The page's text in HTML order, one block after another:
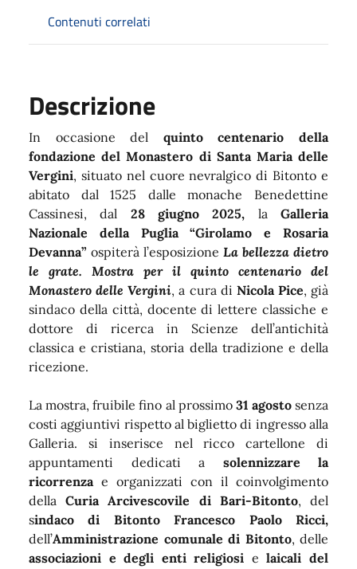
Contenuti correlati
Descrizione
In occasione del quinto centenario della
fondazione del Monastero di Santa Maria delle
Vergini, situato nel cuore nevralgico di Bitonto e
abitato dal 1525 dalle monache Benedettine
Cassinesi, dal 28 giugno 2025, laGalleria
Nazionale della Puglia “Girolamo e Rosaria
Devanna” ospiterà l’esposizione La bellezza dietro
le grate. Mostra per il quinto centenario del
Monastero delle Vergini, a cura di Nicola Pice, già
sindaco della città, docente di lettere classiche e
dottore di ricerca in Scienze dell’antichità
classica e cristiana, storia della tradizione e della
ricezione.
La mostra, fruibile fino al prossimo 31 agosto senza
costi aggiuntivi rispetto al biglietto di ingresso alla
Galleria. si inserisce nel ricco cartellone di
appuntamenti dedicati a solennizzare la
ricorrenza e organizzati con il coinvolgimento
dellaCuria Arcivescovile di Bari-Bitonto, del
sindaco di Bitonto Francesco Paolo Ricci,
dell’Amministrazione comunale di Bitonto, delle
associazioni e degli enti religiosi elaicali del